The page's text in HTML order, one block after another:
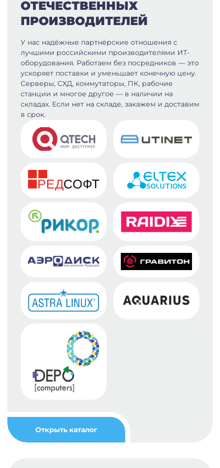
ОТЕЧЕСТВЕННЫХ
ПРОИЗВОДИТЕЛЕЙ
У нас надёжные партнёрские отношения с
лучшими российскими производителями ИТ-
оборудования. Работаем без посредников — это
ускоряет поставки и уменьшает конечную цену.
Серверы, СХД, коммутаторы, ПК, рабочие
станции и многое другое — в наличии на
складах. Если нет на складе, закажем и доставим
в срок.
Открыть каталог